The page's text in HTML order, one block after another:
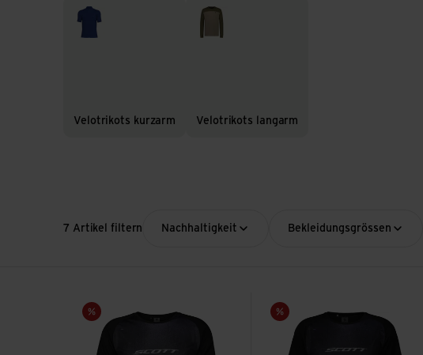
Velotrikots kurzarm
Velotrikots kurzarm
Velotrikots langarm
Velotrikots langarm
7 Artikel filtern Nachhaltigkeit Bekleidungsgrössen
Sale
M's Trail Tuned LS Tee ansehen
Sale
M's Trail Tuned SS Tee ansehen